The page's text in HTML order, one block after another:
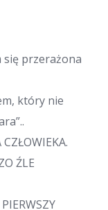
się przerażona
który nie
ŹLE